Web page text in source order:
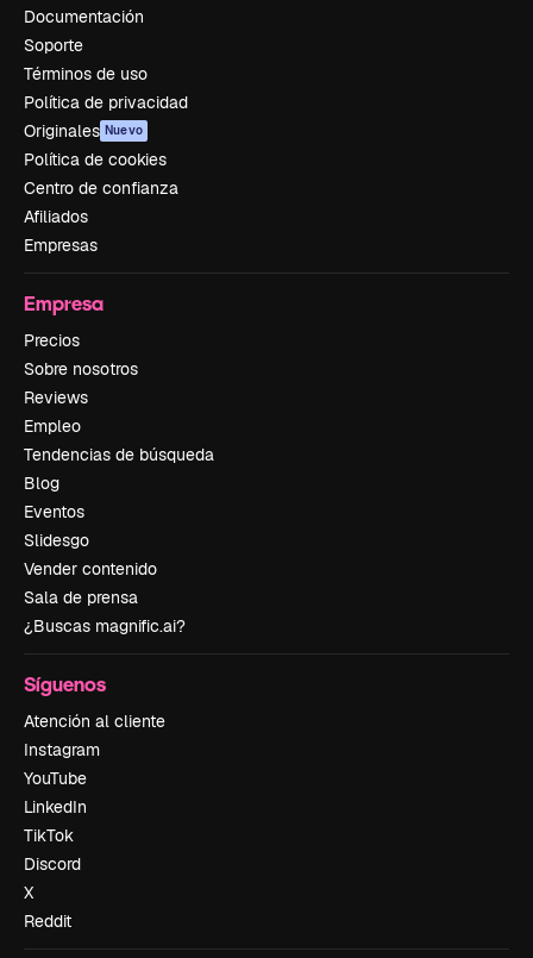
Documentación
Soporte
Términos de uso
Política de privacidad
Originales Nuevo
Política de cookies
Centro de confianza
Afiliados
Empresas
Empresa
Precios
Sobre nosotros
Reviews
Empleo
Tendencias de búsqueda
Blog
Eventos
Slidesgo
Vender contenido
Sala de prensa
¿Buscas magnific.ai?
Síguenos
Atención al cliente
Instagram
YouTube
LinkedIn
TikTok
Discord
X
Reddit